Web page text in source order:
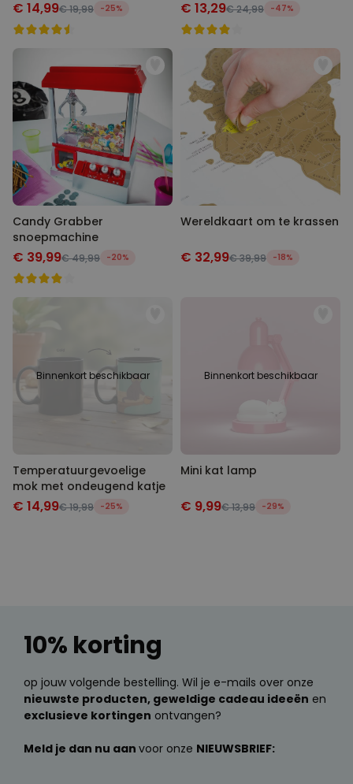
€ 14,99€ 19,99 -25% € 13,29€ 24,99 -47%
Candy Grabber
snoepmachine
€ 39,99€ 49,99 -20%
Wereldkaart om te krassen
€ 32,99€ 39,99 -18%
Binnenkort beschikbaar
Temperatuurgevoelige
mok met ondeugend katje
€ 14,99€ 19,99 -25%
Binnenkort beschikbaar
Mini kat lamp
€ 9,99€ 13,99 -29%
10% korting
op jouw volgende bestelling. Wil je e-mails over onze
nieuwste producten, geweldige cadeau ideeën en
exclusieve kortingen ontvangen?
Meld je dan nu aan voor onze NIEUWSBRIEF: